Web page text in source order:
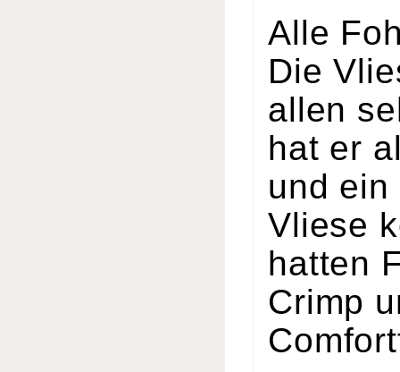
Alle
Die
allen
hat er
und ein
Vliese
hatten
Crimp